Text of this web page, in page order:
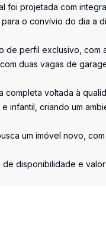
foi projetada com
o convívio do dia a
de perfil exclusivo,
duas vagas de
completa voltada à
infantil, criando um
um imóvel novo,
disponibilidade e